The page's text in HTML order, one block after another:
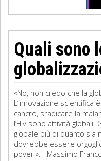
Quali sono
«No, non credo che la
L’innovazione scientifica
cancro, sradicare la
l’Hiv sono attività globali.
globale più di quanto sia
dovrebbe essere
poveri». Massimo